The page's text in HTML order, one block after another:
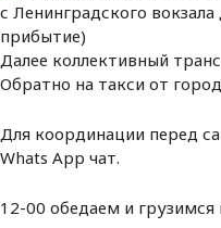
с Ленинградского
прибытие)
Далее коллективный
Обратно на такси от
Для координации перед
Whats App чат.
12-00 обедаем и